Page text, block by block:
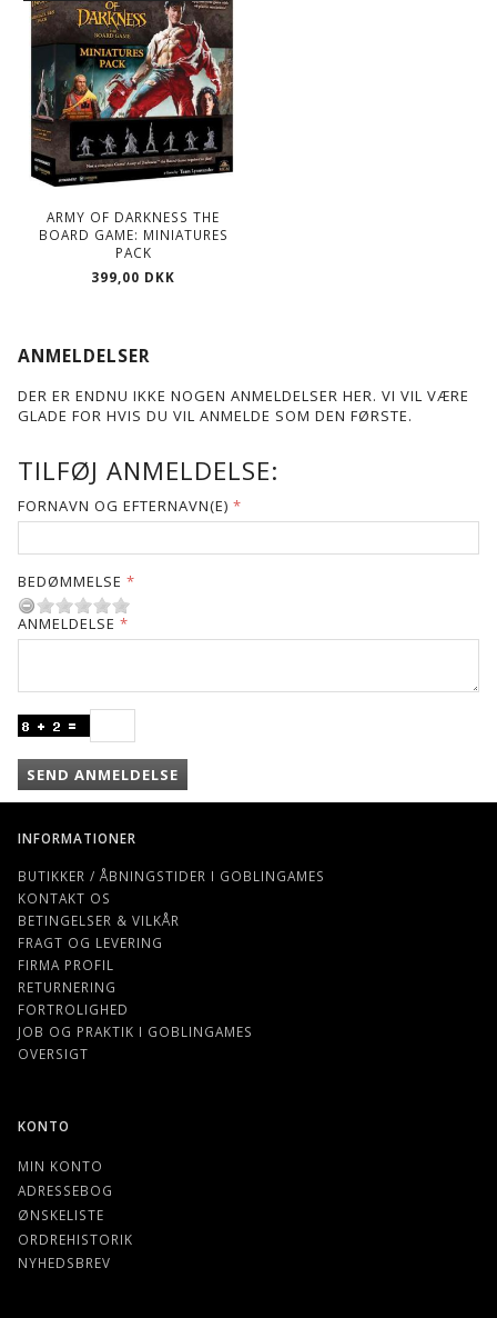
ARMY OF DARKNESS THE
BOARD GAME: MINIATURES
PACK
399,00 DKK
ANMELDELSER
DER ER ENDNU IKKE NOGEN ANMELDELSER HER. VI VIL VÆRE
GLADE FOR HVIS DU VIL ANMELDE SOM DEN FØRSTE.
TILFØJ ANMELDELSE:
FORNAVN OG EFTERNAVN(E)
BEDØMMELSE
ANMELDELSE
SEND ANMELDELSE
INFORMATIONER
BUTIKKER / ÅBNINGSTIDER I GOBLINGAMES
KONTAKT OS
BETINGELSER & VILKÅR
FRAGT OG LEVERING
FIRMA PROFIL
RETURNERING
FORTROLIGHED
JOB OG PRAKTIK I GOBLINGAMES
OVERSIGT
KONTO
MIN KONTO
ADRESSEBOG
ØNSKELISTE
ORDREHISTORIK
NYHEDSBREV